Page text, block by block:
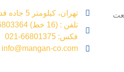
تهران، کیلومتر 5 جاده قدیم کرج، خیابان 17 شهریور، شماره 401
تلفن : (16 خط) 66803364-021
فکس: 66801375-021
info@mangan-co.com